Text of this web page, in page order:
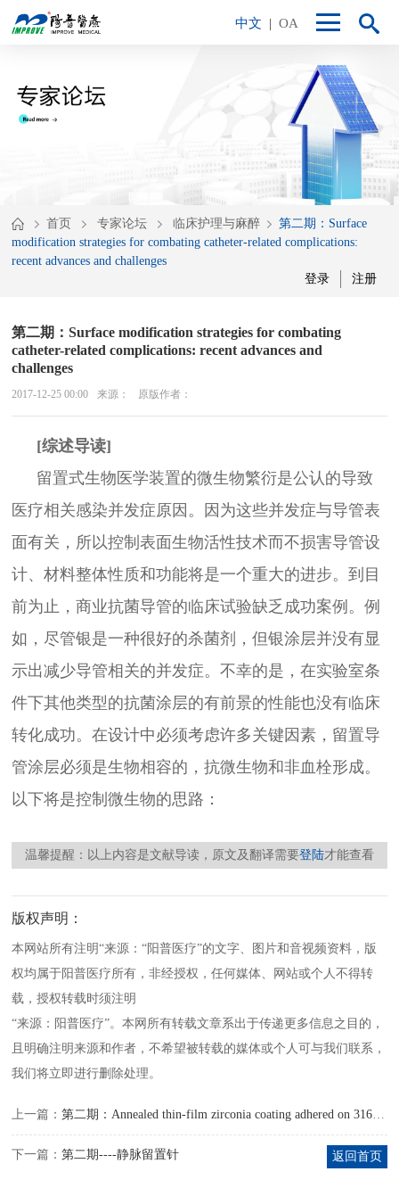
中文 | OA
首页 专家论坛 临床护理与麻醉
第二期：Surface
modification strategies for combating catheter-related complications:
recent advances and challenges
登录
注册
第二期：Surface modification strategies for combating
catheter-related complications: recent advances and
challenges
2017-12-25 00:00 来源： 原版作者：
[综述导读]
留置式生物医学装置的微生物繁衍是公认的导致
医疗相关感染并发症原因。因为这些并发症与导管表
面有关，所以控制表面生物活性技术而不损害导管设
计、材料整体性质和功能将是一个重大的进步。到目
前为止，商业抗菌导管的临床试验缺乏成功案例。例
如，尽管银是一种很好的杀菌剂，但银涂层并没有显
示出减少导管相关的并发症。不幸的是，在实验室条
件下其他类型的抗菌涂层的有前景的性能也没有临床
转化成功。在设计中必须考虑许多关键因素，留置导
管涂层必须是生物相容的，抗微生物和非血栓形成。
以下将是控制微生物的思路：
温馨提醒：以上内容是文献导读，原文及翻译需要登陆才能查看
版权声明：
本网站所有注明“来源：“阳普医疗”的文字、图片和音视频资料，版
权均属于阳普医疗所有，非经授权，任何媒体、网站或个人不得转
载，授权转载时须注明
“来源：阳普医疗”。本网所有转载文章系出于传递更多信息之目的，
且明确注明来源和作者，不希望被转载的媒体或个人可与我们联系，
我们将立即进行删除处理。
上一篇：第二期：Annealed thin-film zirconia coating adhered on 316L stainless steel as a bio-inert indwelling needle
下一篇：第二期----静脉留置针 返回首页